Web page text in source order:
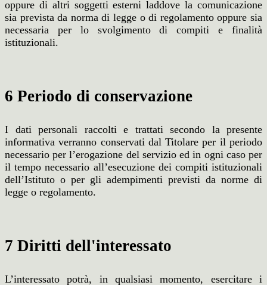
oppure di altri soggetti esterni laddove la comunicazione
sia prevista da norma di legge o di regolamento oppure sia
necessaria per lo svolgimento di compiti e finalità
istituzionali.
6 Periodo di conservazione
I dati personali raccolti e trattati secondo la presente
informativa verranno conservati dal Titolare per il periodo
necessario per l’erogazione del servizio ed in ogni caso per
il tempo necessario all’esecuzione dei compiti istituzionali
dell’Istituto o per gli adempimenti previsti da norme di
legge o regolamento.
7 Diritti dell'interessato
L’interessato potrà, in qualsiasi momento, esercitare i